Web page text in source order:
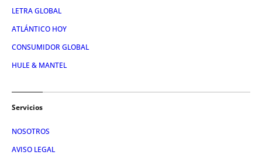
LETRA GLOBAL
ATLÁNTICO HOY
CONSUMIDOR GLOBAL
HULE & MANTEL
Servicios
NOSOTROS
AVISO LEGAL